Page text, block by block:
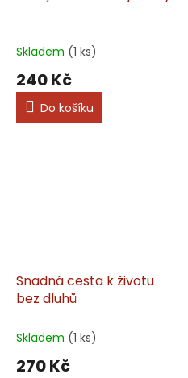
Skladem (1 ks)
240 Kč
Do košíku
Snadná cesta k životu
bez dluhů
Skladem (1 ks)
270 Kč